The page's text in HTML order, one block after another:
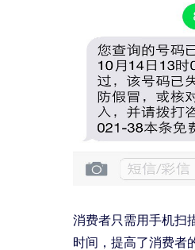
消费者只需用手机扫
时间，提高了消费者